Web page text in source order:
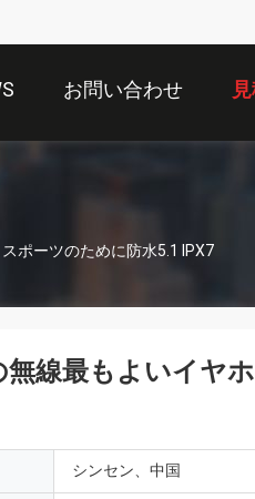
お問い合わせ
ポーツのために防水5.1 IPX7
線最もよいイヤ
シンセン、中国